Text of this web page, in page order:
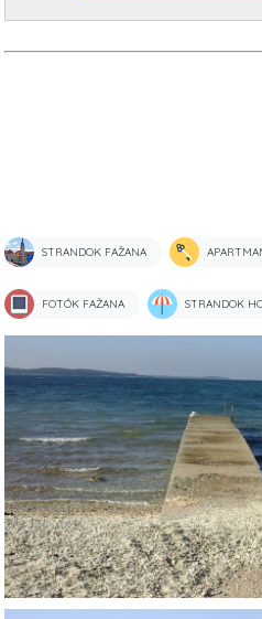
STRANDOK FAŽANA
FOTÓK FAŽANA STRANDOK